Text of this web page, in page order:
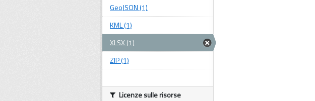
GeoJSON (1)
KML (1)
XLSX (1)
ZIP (1)
Licenze sulle risorse